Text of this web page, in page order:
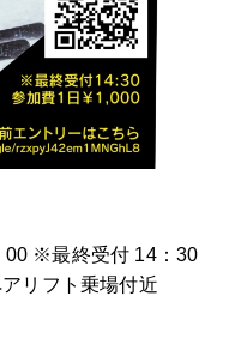
※最終受付 14：30
リフト乗場付近